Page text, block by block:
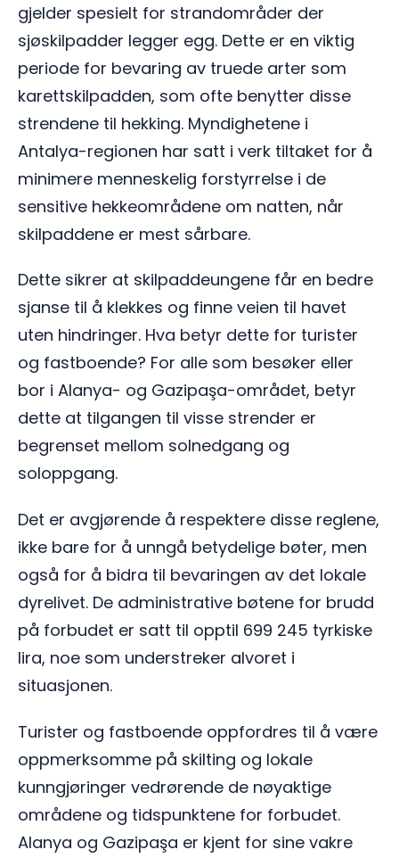
gjelder spesielt for strandområder der
sjøskilpadder legger egg. Dette er en viktig
periode for bevaring av truede arter som
karettskilpadden, som ofte benytter disse
strendene til hekking. Myndighetene i
Antalya-regionen har satt i verk tiltaket for å
minimere menneskelig forstyrrelse i de
sensitive hekkeområdene om natten, når
skilpaddene er mest sårbare.
Dette sikrer at skilpaddeungene får en bedre
sjanse til å klekkes og finne veien til havet
uten hindringer. Hva betyr dette for turister
og fastboende? For alle som besøker eller
bor i Alanya- og Gazipaşa-området, betyr
dette at tilgangen til visse strender er
begrenset mellom solnedgang og
soloppgang.
Det er avgjørende å respektere disse reglene,
ikke bare for å unngå betydelige bøter, men
også for å bidra til bevaringen av det lokale
dyrelivet. De administrative bøtene for brudd
på forbudet er satt til opptil 699 245 tyrkiske
lira, noe som understreker alvoret i
situasjonen.
Turister og fastboende oppfordres til å være
oppmerksomme på skilting og lokale
kunngjøringer vedrørende de nøyaktige
områdene og tidspunktene for forbudet.
Alanya og Gazipaşa er kjent for sine vakre